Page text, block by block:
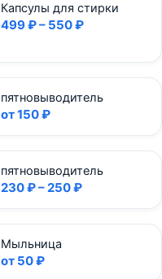
Капсулы для стирки
499 ₽ – 550 ₽
пятновыводитель
от 150 ₽
пятновыводитель
230 ₽ – 250 ₽
Мыльница
от 50 ₽